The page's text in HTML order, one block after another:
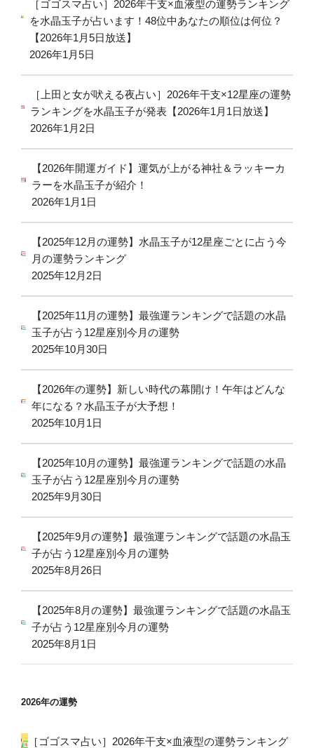
［ゴゴスマ占い］2026年干支×血液型の運勢ランキング
を水晶玉子が占います！48位中あなたの順位は何位？
【2026年1月5日放送】
2026年1月5日
［上田と女が吠える夜占い］2026年干支×12星座の運勢
ランキングを水晶玉子が発表【2026年1月1日放送】
2026年1月2日
【2026年開運ガイド】運気が上がる神社＆ラッキーカ
ラーを水晶玉子が紹介！
2026年1月1日
【2025年12月の運勢】水晶玉子が12星座ごとに占う今
月の運勢ランキング
2025年12月2日
【2025年11月の運勢】最強運ランキングで話題の水晶
玉子が占う12星座別今月の運勢
2025年10月30日
【2026年の運勢】新しい時代の幕開け！午年はどんな
年になる？水晶玉子が大予想！
2025年10月1日
【2025年10月の運勢】最強運ランキングで話題の水晶
玉子が占う12星座別今月の運勢
2025年9月30日
【2025年9月の運勢】最強運ランキングで話題の水晶玉
子が占う12星座別今月の運勢
2025年8月26日
【2025年8月の運勢】最強運ランキングで話題の水晶玉
子が占う12星座別今月の運勢
2025年8月1日
2026年の運勢
［ゴゴスマ占い］2026年干支×血液型の運勢ランキング